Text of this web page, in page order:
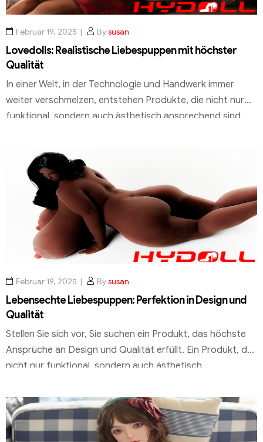
Februar 19, 2025 Bysusan
Lovedolls: Realistische Liebespuppen mit höchster
Qualität
In einer Welt, in der Technologie und Handwerk immer
weiter verschmelzen, entstehen Produkte, die nicht nur
funktional, sondern auch ästhetisch ansprechend sind.
sind mehr als nur Spielzeug – sie sind Kunstwerke, die
höchste Ansprüche an Qualität und Detailtreue erfüllen.
HYDOLL.DE hat […]
Februar 19, 2025 Bysusan
Lebensechte Liebespuppen: Perfektion in Design und
Qualität
Stellen Sie sich vor, Sie suchen ein Produkt, das höchste
Ansprüche an Design und Qualität erfüllt. Ein Produkt, das
nicht nur funktional, sondern auch ästhetisch
führender Anbieter, der sich durch Expertise und
Professionalität auszeichnet. Die Marke „Love“ steht für
Innovation und Präzision. Mit der GTIN und der […]